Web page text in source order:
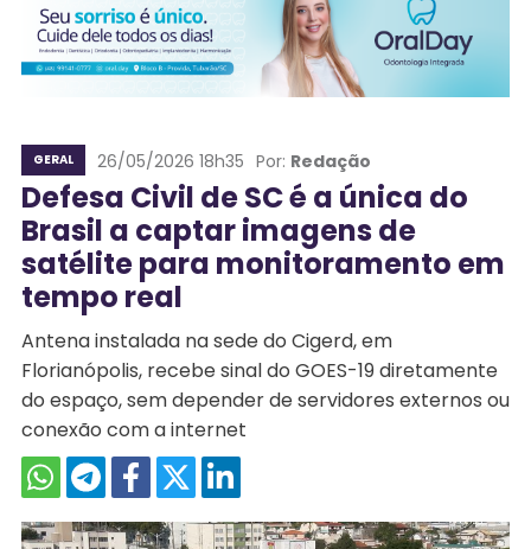
GERAL 26/05/2026 18h35 Por: Redação
Defesa Civil de SC é a única do
Brasil a captar imagens de
satélite para monitoramento em
tempo real
Antena instalada na sede do Cigerd, em
Florianópolis, recebe sinal do GOES-19 diretamente
do espaço, sem depender de servidores externos ou
conexão com a internet